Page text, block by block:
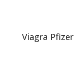
Viagra